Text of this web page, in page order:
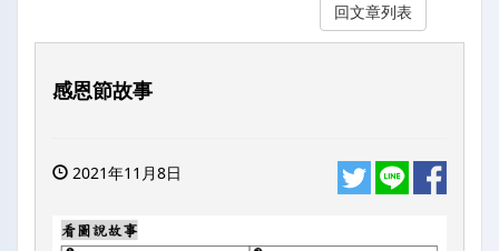
回文章列表
感恩節故事
2021年11月8日